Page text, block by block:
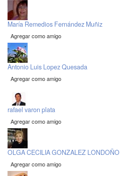
María Remedios Fernández Muñiz
Agregar como amigo
Antonio Luis Lopez Quesada
Agregar como amigo
rafael varon plata
Agregar como amigo
OLGA CECILIA GONZALEZ LONDOÑO
Agregar como amigo